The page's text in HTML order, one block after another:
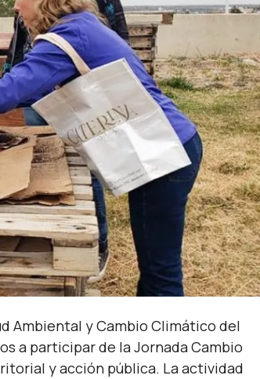
Ambiental y Cambio Climático del
a participar de la Jornada Cambio
y acción pública. La actividad